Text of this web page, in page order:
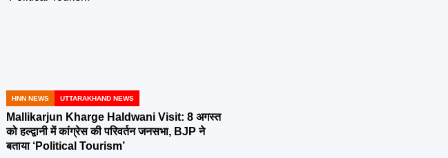
POSTED
IN
HNN NEWS UTTARAKHAND NEWS
Mallikarjun Kharge Haldwani Visit: 8 अगस्त
को हल्द्वानी में कांग्रेस की परिवर्तन जनसभा, BJP ने
बताया ‘Political Tourism’